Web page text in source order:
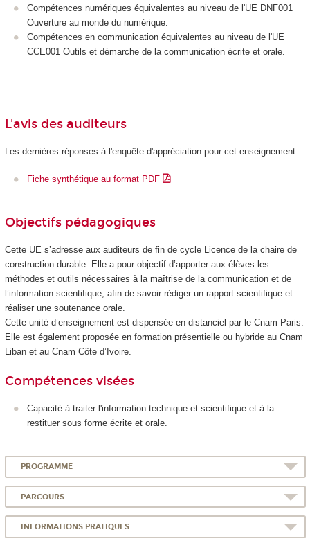
Compétences numériques équivalentes au niveau de l'UE DNF001
Ouverture au monde du numérique.
Compétences en communication équivalentes au niveau de l'UE
CCE001 Outils et démarche de la communication écrite et orale.
L'avis des auditeurs
Les dernières réponses à l'enquête d'appréciation pour cet enseignement :
Fiche synthétique au format PDF
Objectifs pédagogiques
Cette UE s’adresse aux auditeurs de fin de cycle Licence de la chaire de
construction durable. Elle a pour objectif d’apporter aux élèves les
méthodes et outils nécessaires à la maîtrise de la communication et de
l’information scientifique, afin de savoir rédiger un rapport scientifique et
réaliser une soutenance orale.
Cette unité d’enseignement est dispensée en distanciel par le Cnam Paris.
Elle est également proposée en formation présentielle ou hybride au Cnam
Liban et au Cnam Côte d’Ivoire.
Compétences visées
Capacité à traiter l'information technique et scientifique et à la
restituer sous forme écrite et orale.
PROGRAMME
PARCOURS
INFORMATIONS PRATIQUES